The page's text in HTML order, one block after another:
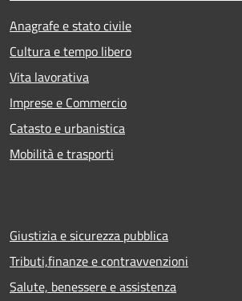
Anagrafe e stato civile
Cultura e tempo libero
Vita lavorativa
Imprese e Commercio
Catasto e urbanistica
Mobilità e trasporti
Giustizia e sicurezza pubblica
Tributi,finanze e contravvenzioni
Salute, benessere e assistenza